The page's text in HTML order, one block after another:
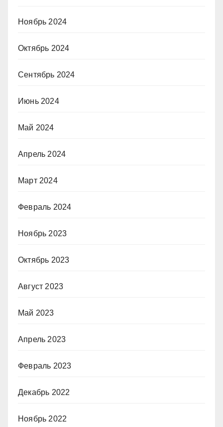
Ноябрь 2024
Октябрь 2024
Сентябрь 2024
Июнь 2024
Май 2024
Апрель 2024
Март 2024
Февраль 2024
Ноябрь 2023
Октябрь 2023
Август 2023
Май 2023
Апрель 2023
Февраль 2023
Декабрь 2022
Ноябрь 2022